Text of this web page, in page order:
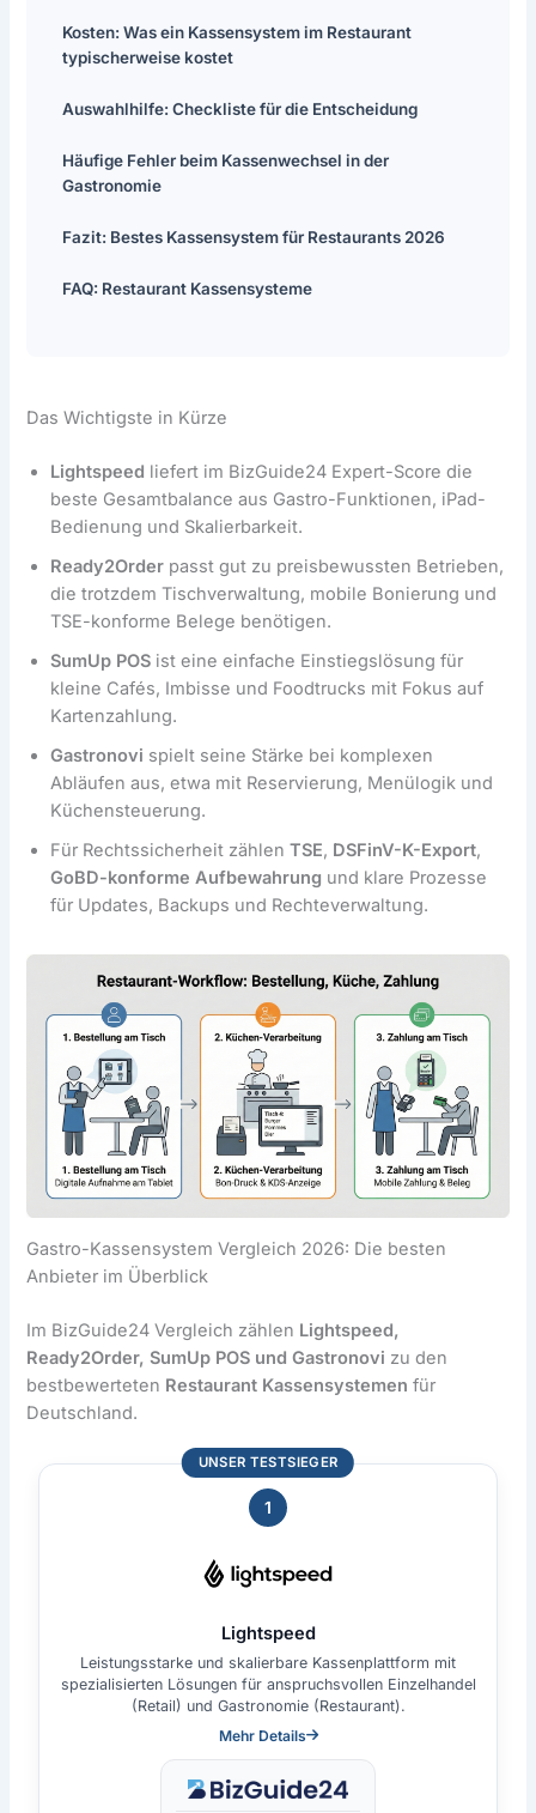
Kosten: Was ein Kassensystem im Restaurant
typischerweise kostet
Auswahlhilfe: Checkliste für die Entscheidung
Häufige Fehler beim Kassenwechsel in der
Gastronomie
Fazit: Bestes Kassensystem für Restaurants 2026
FAQ: Restaurant Kassensysteme
Das Wichtigste in Kürze
Lightspeed liefert im BizGuide24 Expert-Score die
beste Gesamtbalance aus Gastro-Funktionen, iPad-
Bedienung und Skalierbarkeit.
Ready2Order passt gut zu preisbewussten Betrieben,
die trotzdem Tischverwaltung, mobile Bonierung und
TSE-konforme Belege benötigen.
SumUp POS ist eine einfache Einstiegslösung für
kleine Cafés, Imbisse und Foodtrucks mit Fokus auf
Kartenzahlung.
Gastronovi spielt seine Stärke bei komplexen
Abläufen aus, etwa mit Reservierung, Menülogik und
Küchensteuerung.
Für Rechtssicherheit zählenTSE, DSFinV-K-Export,
GoBD-konforme Aufbewahrung und klare Prozesse
für Updates, Backups und Rechteverwaltung.
Gastro-Kassensystem Vergleich 2026: Die besten
Anbieter im Überblick
Im BizGuide24 Vergleich zählen Lightspeed,
Ready2Order, SumUp POS und Gastronovi zu den
bestbewerteten Restaurant Kassensystemen für
Deutschland.
UNSER TESTSIEGER
1
Lightspeed
Leistungsstarke und skalierbare Kassenplattform mit
spezialisierten Lösungen für anspruchsvollen Einzelhandel
(Retail) und Gastronomie (Restaurant).
Mehr Details